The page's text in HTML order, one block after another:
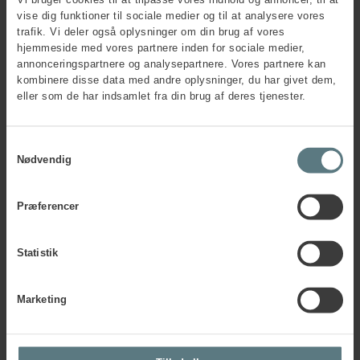
vise dig funktioner til sociale medier og til at analysere vores
trafik. Vi deler også oplysninger om din brug af vores
hjemmeside med vores partnere inden for sociale medier,
annonceringspartnere og analysepartnere. Vores partnere kan
kombinere disse data med andre oplysninger, du har givet dem,
eller som de har indsamlet fra din brug af deres tjenester.
Nødvendig
Præferencer
Statistik
Marketing
Psykologisk tryghed styrker
både trivsel og performance
kvaliteten af arbejdet. Teams med høj psykologisk tryghed